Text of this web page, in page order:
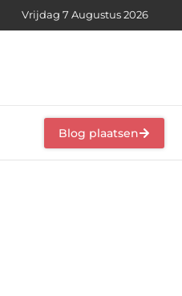
Vrijdag 7 Augustus 2026
Blog plaatsen